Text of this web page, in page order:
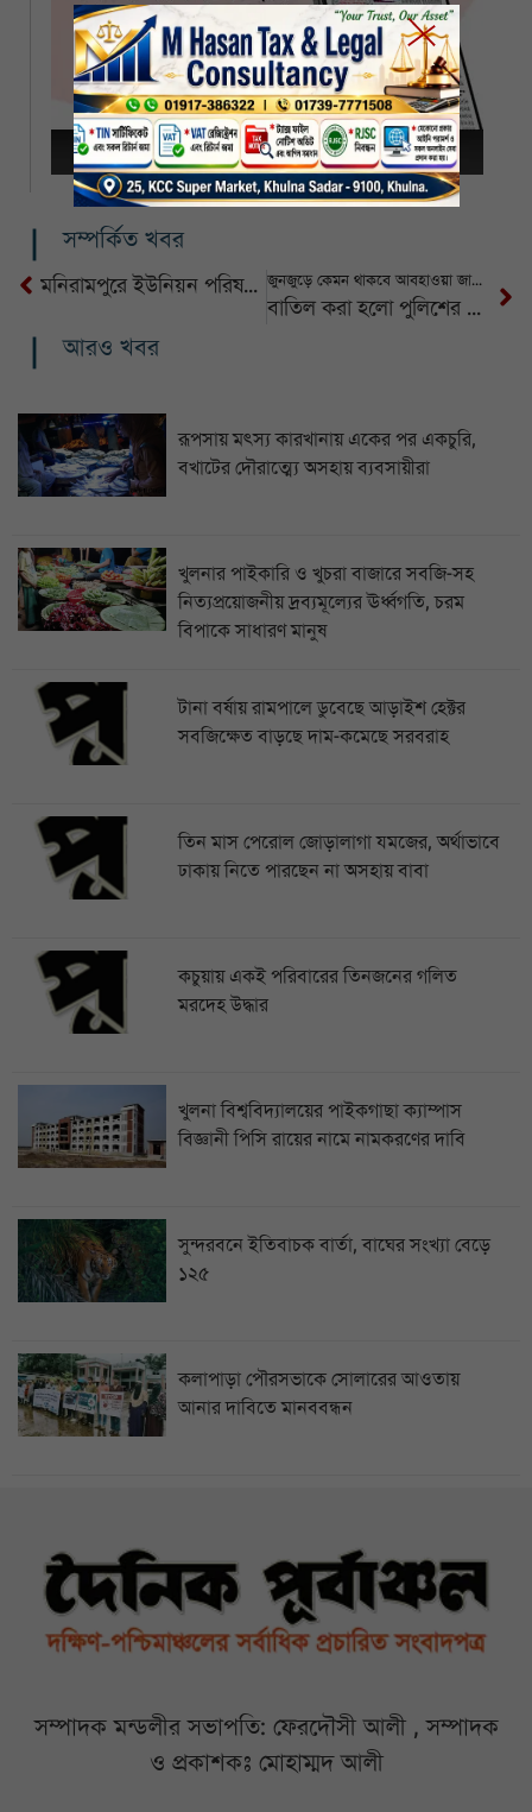
সম্পর্কিত খবর
মনিরামপুরে ইউনিয়ন পরিষদ থেকে ইউপি চেয়ারম্যান গ্রেফতার জুনজুড়ে কেমন থাকবে আবহাওয়া জানাল আবহাওয়া অফিস
বাতিল করা হলো পুলিশের ঈদের ছুটি
আরও খবর
রূপসায় মৎস্য কারখানায় একের পর একচুরি,
বখাটের দৌরাত্ম্যে অসহায় ব্যবসায়ীরা
খুলনার পাইকারি ও খুচরা বাজারে সবজি-সহ
নিত্যপ্রয়োজনীয় দ্রব্যমূল্যের ঊর্ধ্বগতি, চরম
বিপাকে সাধারণ মানুষ
টানা বর্ষায় রামপালে ডুবেছে আড়াইশ হেক্টর
সবজিক্ষেত বাড়ছে দাম-কমেছে সরবরাহ
তিন মাস পেরোল জোড়ালাগা যমজের, অর্থাভাবে
ঢাকায় নিতে পারছেন না অসহায় বাবা
কচুয়ায় একই পরিবারের তিনজনের গলিত
মরদেহ উদ্ধার
খুলনা বিশ্ববিদ্যালয়ের পাইকগাছা ক্যাম্পাস
বিজ্ঞানী পিসি রায়ের নামে নামকরণের দাবি
সুন্দরবনে ইতিবাচক বার্তা, বাঘের সংখ্যা বেড়ে
১২৫
কলাপাড়া পৌরসভাকে সোলারের আওতায়
আনার দাবিতে মানববন্ধন
সম্পাদক মন্ডলীর সভাপতি: ফেরদৌসী আলী , সম্পাদক
ও প্রকাশকঃ মোহাম্মদ আলী